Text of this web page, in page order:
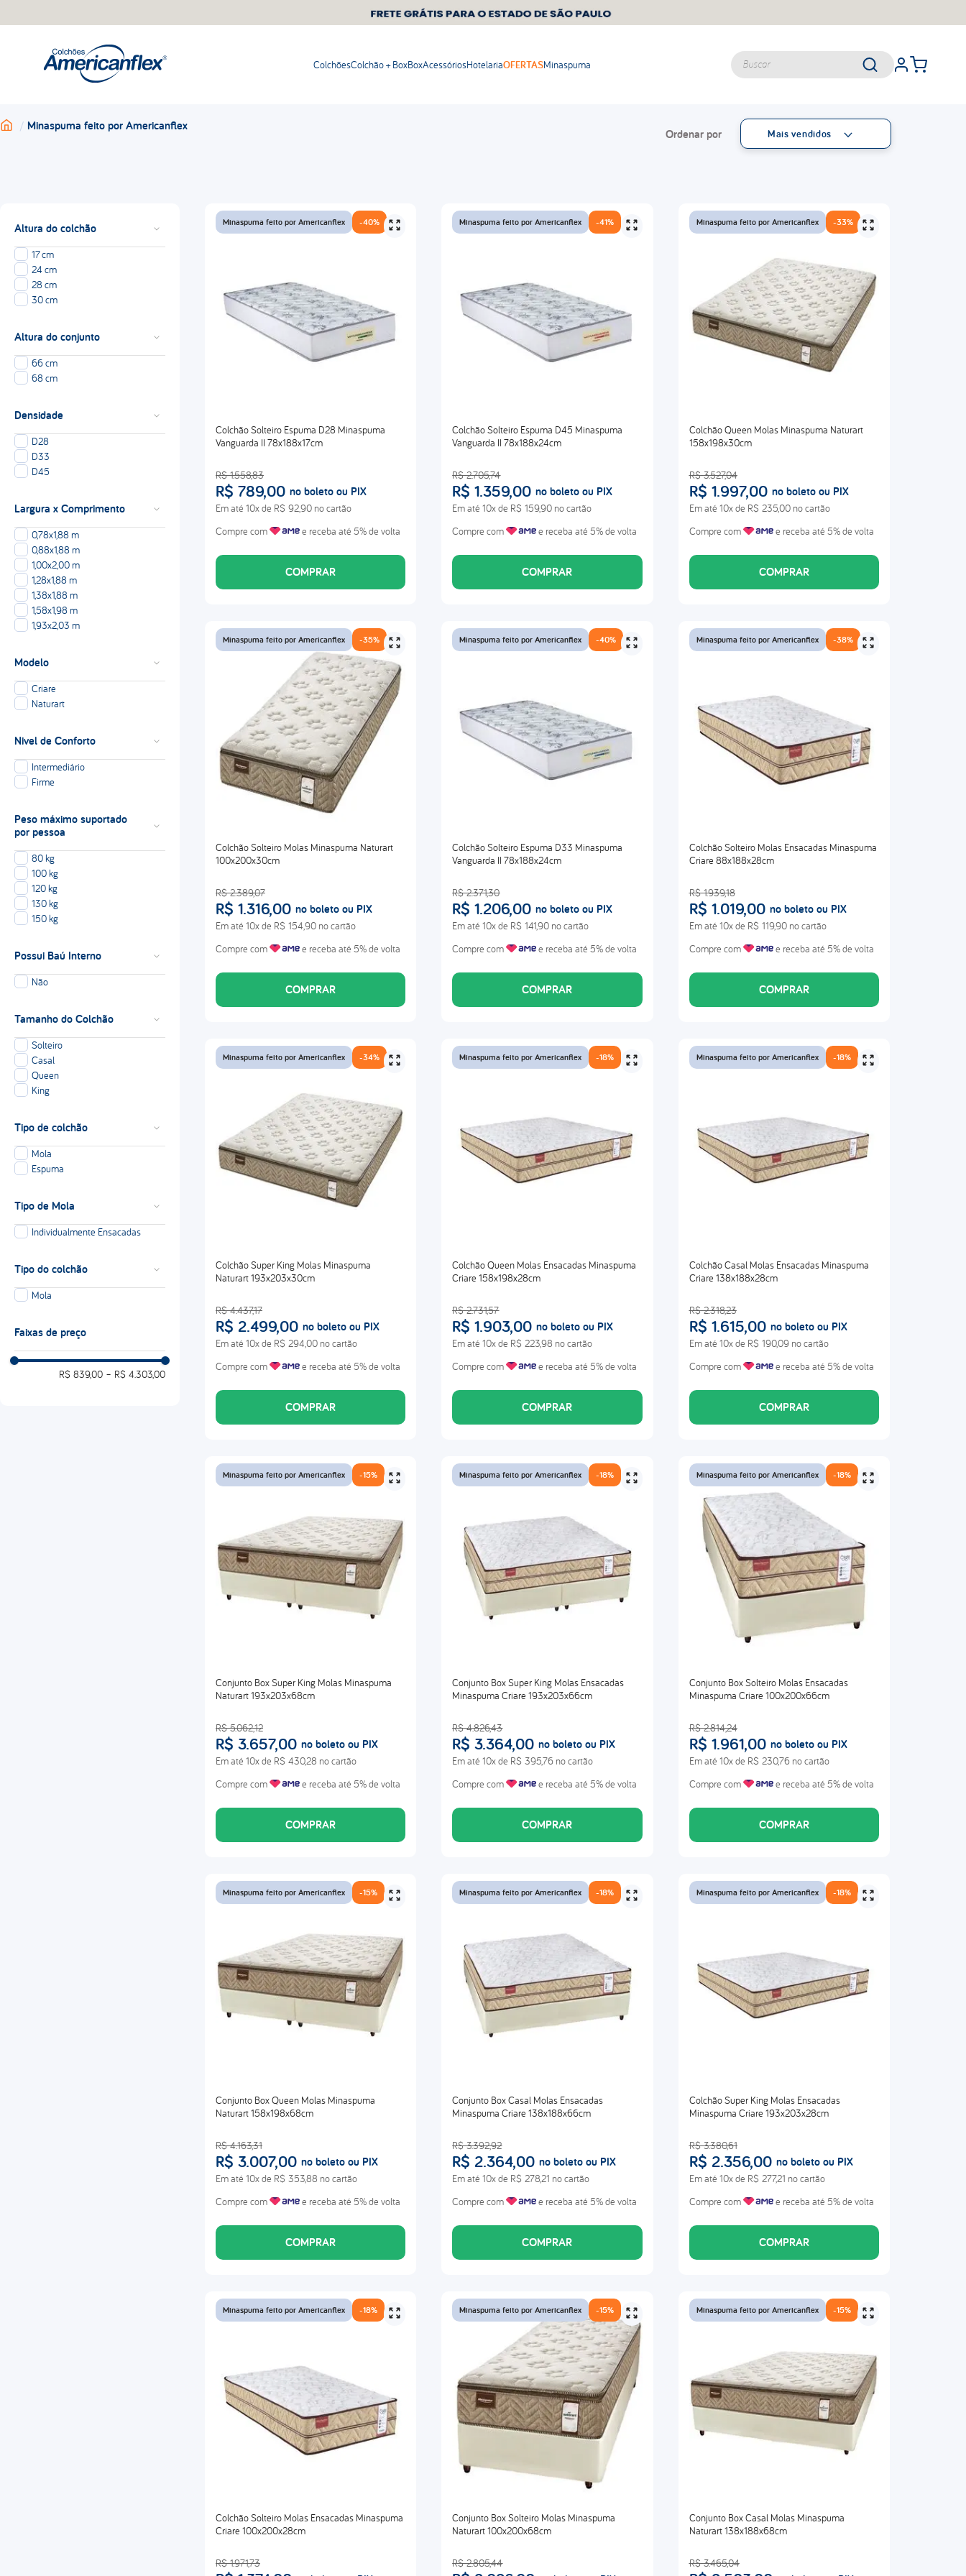
ColchõesColchão + BoxBoxAcessóriosHotelariaOFERTASMinaspuma
Buscar
Minaspuma feito por Americanflex
Mais vendidos
Altura do colchão
17 cm
24 cm
28 cm
30 cm
Altura do conjunto
66 cm
68 cm
Densidade
D28
D33
D45
Largura x Comprimento
0,78x1,88 m
0,88x1,88 m
1,00x2,00 m
1,28x1,88 m
1,38x1,88 m
1,58x1,98 m
1,93x2,03 m
Modelo
Criare
Naturart
Nivel de Conforto
Intermediário
Firme
Peso máximo suportado
por pessoa
80 kg
100 kg
120 kg
130 kg
150 kg
Possui Baú Interno
Não
Tamanho do Colchão
Solteiro
Casal
Queen
King
Tipo de colchão
Mola
Espuma
Tipo de Mola
Individualmente Ensacadas
Tipo do colchão
Mola
Faixas de preço
R$ 839,00 – R$ 4.303,00
Minaspuma feito por Americanflex -40%
Colchão Solteiro Espuma D28 Minaspuma
Vanguarda II 78x188x17cm
R$ 1.558,83
R$ 789,00 no boleto ou PIX
Em até 10x de R$ 92,90 no cartão
Compre com
e receba até 5% de volta
COMPRAR
Minaspuma feito por Americanflex -41%
Colchão Solteiro Espuma D45 Minaspuma
Vanguarda II 78x188x24cm
R$ 2.705,74
R$ 1.359,00 no boleto ou PIX
Em até10x de R$ 159,90 no cartão
Compre com
e receba até 5% de volta
COMPRAR
Minaspuma feito por Americanflex -33%
Colchão Queen Molas Minaspuma Naturart
158x198x30cm
R$ 3.527,04
R$ 1.997,00 no boleto ou PIX
Em até 10x de R$ 235,00no cartão
Compre com
e receba até 5% de volta
COMPRAR
Minaspuma feito por Americanflex -35%
Colchão Solteiro Molas Minaspuma Naturart
100x200x30cm
R$ 2.389,07
R$ 1.316,00 no boleto ou PIX
Em até 10x de R$ 154,90 no cartão
Compre com
e receba até 5% de volta
COMPRAR
Minaspuma feito por Americanflex -40%
Colchão Solteiro Espuma D33 Minaspuma
Vanguarda II 78x188x24cm
R$ 2.371,30
R$ 1.206,00 no boleto ou PIX
Em até10x de R$ 141,90 no cartão
Compre com
e receba até 5% de volta
COMPRAR
Minaspuma feito por Americanflex -38%
Colchão Solteiro Molas Ensacadas Minaspuma
Criare 88x188x28cm
R$ 1.939,18
R$ 1.019,00 no boleto ou PIX
Em até 10x de R$ 119,90no cartão
Compre com
e receba até 5% de volta
COMPRAR
Minaspuma feito por Americanflex -34%
Colchão Super King Molas Minaspuma
Naturart 193x203x30cm
R$ 4.437,17
R$ 2.499,00 no boleto ou PIX
Em até 10x de R$ 294,00 no cartão
Compre com
e receba até 5% de volta
COMPRAR
Minaspuma feito por Americanflex -18%
Colchão Queen Molas Ensacadas Minaspuma
Criare 158x198x28cm
R$ 2.731,57
R$ 1.903,00 no boleto ou PIX
Em até10x de R$ 223,98 no cartão
Compre com
e receba até 5% de volta
COMPRAR
Minaspuma feito por Americanflex -18%
Colchão Casal Molas Ensacadas Minaspuma
Criare 138x188x28cm
R$ 2.318,23
R$ 1.615,00 no boleto ou PIX
Em até 10x de R$ 190,09no cartão
Compre com
e receba até 5% de volta
COMPRAR
Minaspuma feito por Americanflex -15%
Conjunto Box Super King Molas Minaspuma
Naturart 193x203x68cm
R$ 5.062,12
R$ 3.657,00 no boleto ou PIX
Em até 10x de R$ 430,28 no cartão
Compre com
e receba até 5% de volta
COMPRAR
Minaspuma feito por Americanflex -18%
Conjunto Box Super King Molas Ensacadas
Minaspuma Criare 193x203x66cm
R$ 4.826,43
R$ 3.364,00 no boleto ou PIX
Em até10x de R$ 395,76 no cartão
Compre com
e receba até 5% de volta
COMPRAR
Minaspuma feito por Americanflex -18%
Conjunto Box Solteiro Molas Ensacadas
Minaspuma Criare 100x200x66cm
R$ 2.814,24
R$ 1.961,00 no boleto ou PIX
Em até 10x de R$ 230,76no cartão
Compre com
e receba até 5% de volta
COMPRAR
Minaspuma feito por Americanflex -15%
Conjunto Box Queen Molas Minaspuma
Naturart 158x198x68cm
R$ 4.163,31
R$ 3.007,00 no boleto ou PIX
Em até 10x de R$ 353,88 no cartão
Compre com
e receba até 5% de volta
COMPRAR
Minaspuma feito por Americanflex -18%
Conjunto Box Casal Molas Ensacadas
Minaspuma Criare 138x188x66cm
R$ 3.392,92
R$ 2.364,00 no boleto ou PIX
Em até10x de R$ 278,21 no cartão
Compre com
e receba até 5% de volta
COMPRAR
Minaspuma feito por Americanflex -18%
Colchão Super King Molas Ensacadas
Minaspuma Criare 193x203x28cm
R$ 3.380,61
R$ 2.356,00 no boleto ou PIX
Em até 10x de R$ 277,21 no cartão
Compre com
e receba até 5% de volta
COMPRAR
Minaspuma feito por Americanflex -18%
Colchão Solteiro Molas Ensacadas Minaspuma
Criare 100x200x28cm
R$ 1.971,73
Minaspuma feito por Americanflex -15%
Conjunto Box Solteiro Molas Minaspuma
Naturart 100x200x68cm
R$ 2.805,44
Minaspuma feito por Americanflex -15%
Conjunto Box Casal Molas Minaspuma
Naturart 138x188x68cm
R$ 3.465,04
TERMOS MAIS BUSCADOS
solteiro
balance
viuva
lumi
d33
abrace